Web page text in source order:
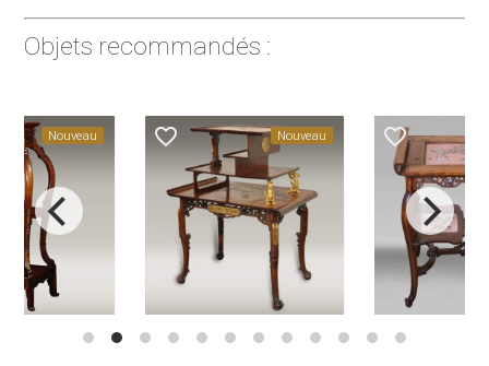
Objets recommandés :
Nouveau favorite_border Nouveau favorite_border